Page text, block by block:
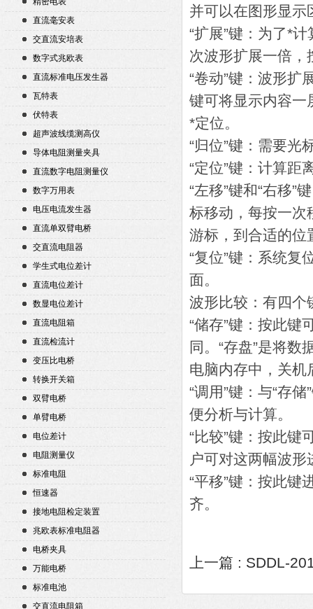
直流毫安表
交直流安培表
数字式兆欧表
直流标准电压发生器
瓦特表
伏特表
超声波线缆测高仪
导体电阻测量夹具
直流数字电阻测量仪
数字万用表
电压电流发生器
直流单双臂电桥
交直流电阻器
学生式电位差计
直流电位差计
数显电位差计
直流电阻箱
直流检流计
变压比电桥
转换开关箱
双臂电桥
单臂电桥
电位差计
电阻测量仪
标准电阻
恒速器
接地电阻检定装置
兆欧表标准电阻器
电桥夹具
万能电桥
标准电池
交直流电阻箱
并可以在图形显示
“扩展”键：为了*
次波形扩展一倍，
“卷动”键：波形扩
键可将显示内容一
*定位。
“归位”键：需要光
“定位”键：计算距
“左移”键和“右移”
标移动，每按一次
游标，到合适的位
“复位”键：系统复
面。
波形比较：有四个
“储存”键：按此键
同。“存盘”是将数
电脑内存中，关机
“调用”键：与“存
便分析与计算。
“比较”键：按此键
户可对这两幅波形
“平移”键：按此键
齐。
上一篇 : SDDL-